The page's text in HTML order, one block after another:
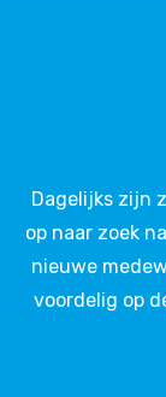
Dagelijks zijn
op naar zoek
nieuwe
voordelig op